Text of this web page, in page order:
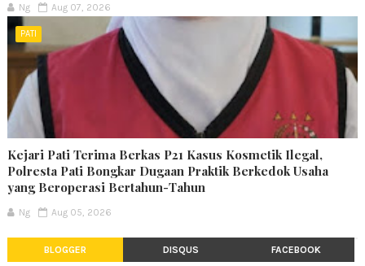
Ng Aug 07, 2026
PATI
Kejari Pati Terima Berkas P21 Kasus Kosmetik Ilegal,
Polresta Pati Bongkar Dugaan Praktik Berkedok Usaha
yang Beroperasi Bertahun-Tahun
Ng Aug 05, 2026
BLOGGER DISQUS FACEBOOK